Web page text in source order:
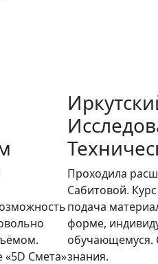
Смета»
Проходила
Сабитовой.
подача
форме,
обучающемуся.
знания.